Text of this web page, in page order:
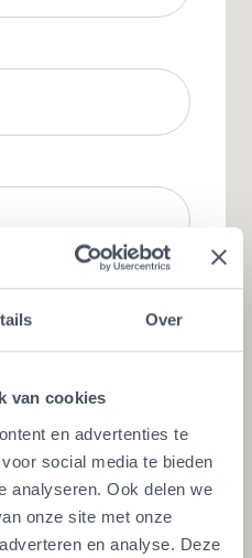
Over
van cookies
en advertenties te
social media te bieden
analyseren. Ook delen we
onze site met onze
en analyse. Deze
pand